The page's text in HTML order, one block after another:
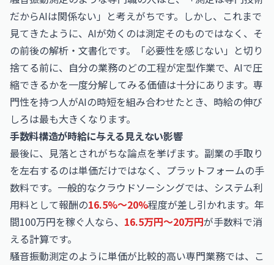
だからAIは関係ない」と考えがちです。しかし、これまで
見てきたように、AIが効くのは測定そのものではなく、そ
の前後の解析・文書化です。「必要性を感じない」と切り
捨てる前に、自分の業務のどの工程が定型作業で、AIで圧
縮できるかを一度分解してみる価値は十分にあります。専
門性を持つ人がAIの時短を組み合わせたとき、時給の伸び
しろは最も大きくなります。
手数料構造が時給に与える見えない影響
最後に、見落とされがちな論点を挙げます。副業の手取り
を左右するのは単価だけではなく、プラットフォームの手
数料です。一般的なクラウドソーシングでは、システム利
用料として報酬の16.5%〜20%程度が差し引かれます。年
間100万円を稼ぐ人なら、 16.5万円〜20万円が手数料で消
える計算です。
騒音振動測定のように単価が比較的高い専門業務では、こ